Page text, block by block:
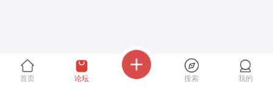
首页 论坛 搜索 我的